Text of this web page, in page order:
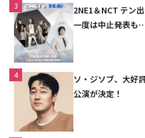
3
2NE1＆NCT テン
一度は中止発表も
4
ソ・ジソブ、大好
公演が決定！